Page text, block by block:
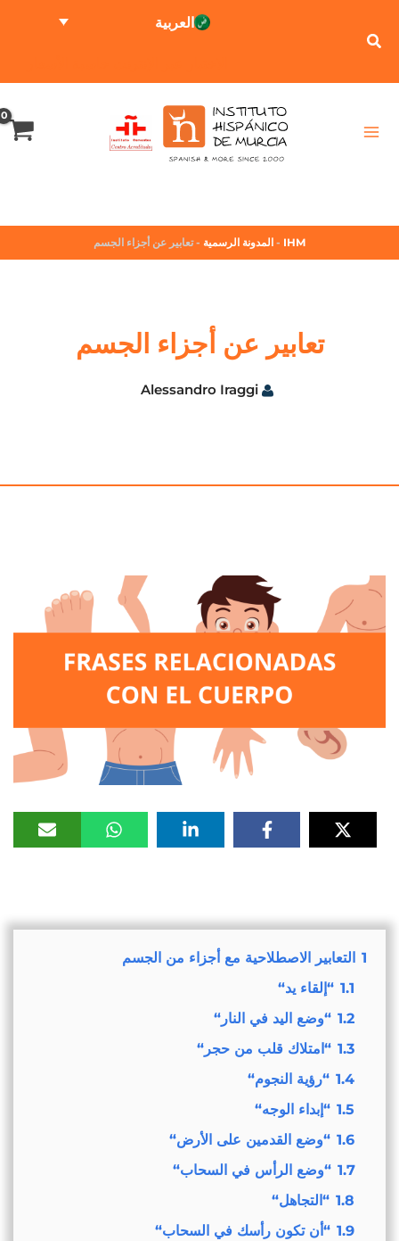
العربية
IHM
-المدونة الرسمية-تعابير عن أجزاء الجسم
تعابير عن أجزاء الجسم
Alessandro Iraggi
التعابير الاصطلاحية مع أجزاء من الجسم
1.1
“إلقاء يد“
1.2
“وضع اليد في النار“
1.3
“امتلاك قلب من حجر“
1.4
“رؤية النجوم“
1.5
“إبداء الوجه“
1.6
“وضع القدمين على الأرض“
1.7
“وضع الرأس في السحاب“
1.8
“التجاهل“
1.9
“أن تكون رأسك في السحاب“